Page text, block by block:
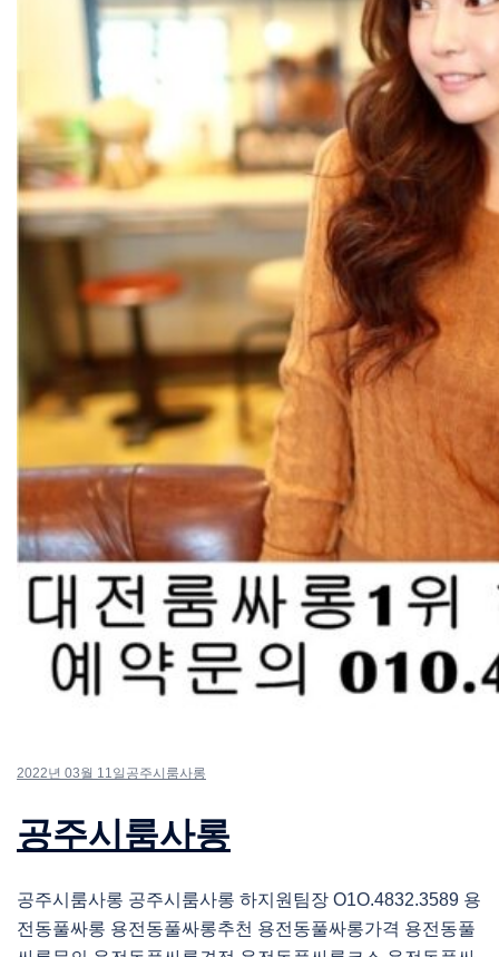
2022년 03월 11일 공주시룸사롱
공주시룸사롱
공주시룸사롱 공주시룸사롱 하지원팀장 O1O.4832.3589 용
전동풀싸롱 용전동풀싸롱추천 용전동풀싸롱가격 용전동풀